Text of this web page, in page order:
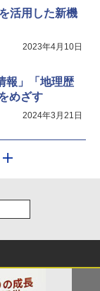
ット
活用した新機
2023年4月10日
報」「地理歴
めざす
2024年3月21日